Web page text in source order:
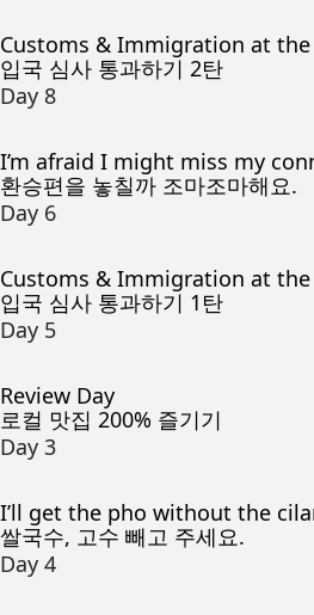
Customs & Immigration at
입국 심사 통과하기 2탄
Day 8
I’m afraid I might miss my
환승편을 놓칠까 조마조마해요.
Day 6
Customs & Immigration at
입국 심사 통과하기 1탄
Day 5
Review Day
로컬 맛집 200% 즐기기
Day 3
I’ll get the pho without the
쌀국수, 고수 빼고 주세요.
Day 4